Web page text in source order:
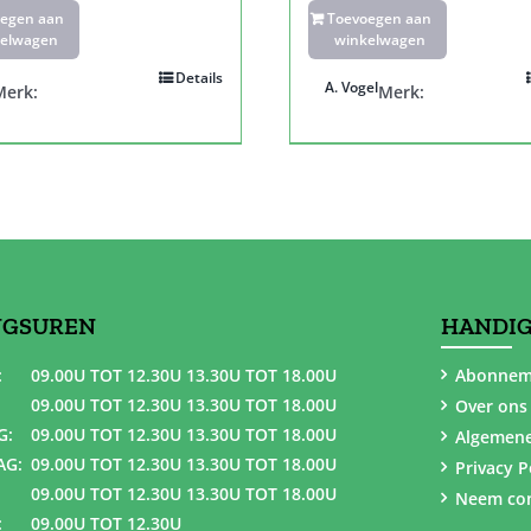
aan
Details
Toevoegen aan
winkelwagen
Merk:
A. Vogel
09.00U TOT 12.30U 13.30U TOT 18.00U
09.00U TOT 12.30U 13.30U TOT 18.00U
09.00U TOT 12.30U 13.30U TOT 18.00U
09.00U TOT 12.30U 13.30U TOT 18.00U
09.00U TOT 12.30U 13.30U TOT 18.00U
09.00U TOT 12.30U
Over ons
Privacy
Neem